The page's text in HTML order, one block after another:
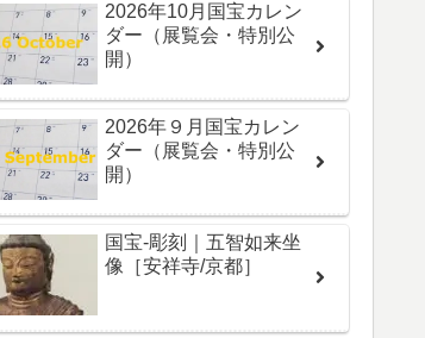
2026年10月国宝カレン
ダー（展覧会・特別公
開）
2026年９月国宝カレン
ダー（展覧会・特別公
開）
国宝-彫刻｜五智如来坐
像［安祥寺/京都］